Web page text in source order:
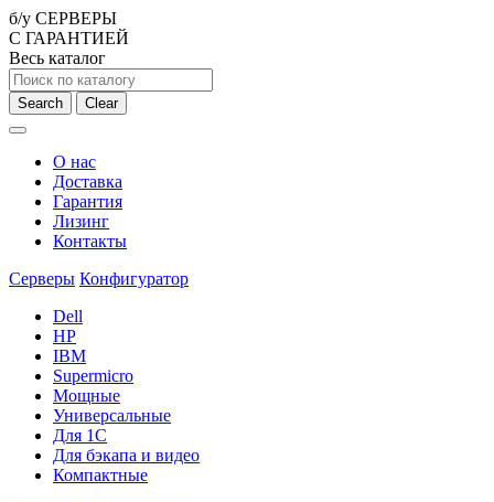
б/у СЕРВЕРЫ
С ГАРАНТИЕЙ
Весь каталог
Search Clear
О нас
Доставка
Гарантия
Лизинг
Контакты
Серверы Конфигуратор
Dell
HP
IBM
Supermicro
Мощные
Универсальные
Для 1С
Для бэкапа и видео
Компактные